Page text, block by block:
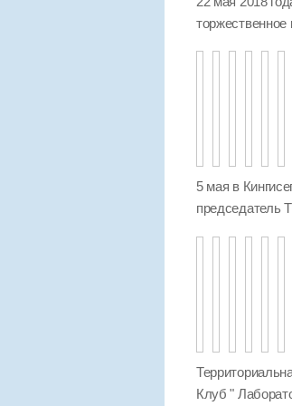
торжественное
5 мая в
председатель
Клуб "